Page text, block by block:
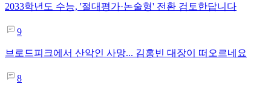
2033학년도 수능, '절대평가·논술형' 전환 검토한답니다
9
브로드피크에서 산악인 사망... 김홍빈 대장이 떠오르네요
8